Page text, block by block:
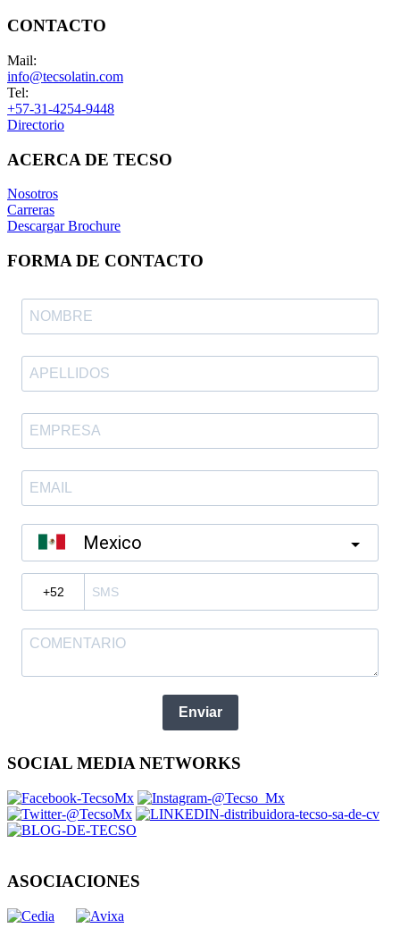
CONTACTO
Mail:
info@tecsolatin.com
Tel:
+57-31-4254-9448
Directorio
ACERCA DE TECSO
Nosotros
Carreras
Descargar Brochure
FORMA DE CONTACTO
Mexico
Enviar
SOCIAL MEDIA NETWORKS
ASOCIACIONES